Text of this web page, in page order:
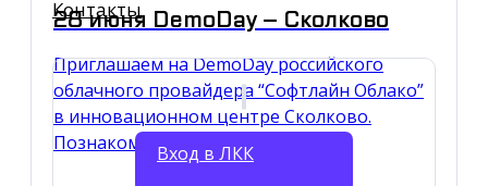
Контакты
Вход в ЛКК
28 июня DemoDay – Сколково
Приглашаем на DemoDay российского
облачного провайдера “Софтлайн Облако”
в инновационном центре Сколково.
Познакомьтесь с лучшими…